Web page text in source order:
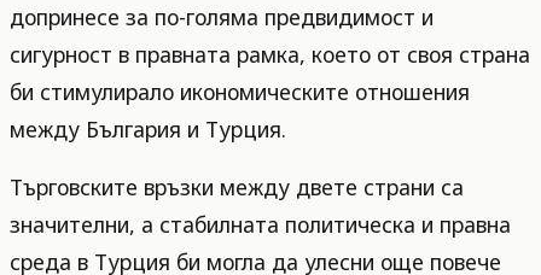
допринесе за по-голяма предвидимост и
сигурност в правната рамка, което от своя страна
би стимулирало икономическите отношения
между България и Турция.
Търговските връзки между двете страни са
значителни, а стабилната политическа и правна
среда в Турция би могла да улесни още повече